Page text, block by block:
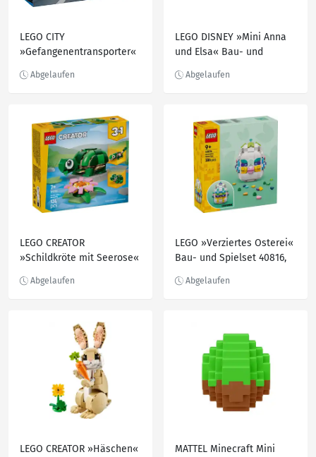
LEGO CITY
»Gefangenentransporter«
LEGO DISNEY »Mini Anna
und Elsa« Bau- und
LEGO CREATOR
»Schildkröte mit Seerose«
LEGO »Verziertes Osterei«
Bau- und Spielset 40816,
LEGO CREATOR »Häschen«
MATTEL Minecraft Mini